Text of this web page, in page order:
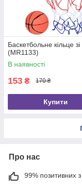
Баскетбольне кільце
(MR1133)
В наявності
153 ₴ 170 ₴
Купити
Про нас
99% позитивних з